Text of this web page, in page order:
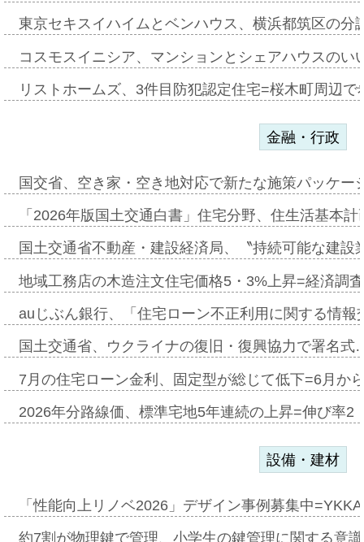
東京セキスイハイムとベンハウス、横浜都筑区の
コスモスイニシア、マンションとシェアハウスの
リストホームズ、3件目防犯認定住宅=桜木町周辺
金融・行政
国交省、空き家・空き地対応で新たな施策パッケ
「2026年版国土交通白書」住宅分野、住生活基本
国土交通省不動産・建設経済局、〝持続可能な建
地域工務店の木造注文住宅価格5・3%上昇=経済調
auじぶん銀行、「住宅ローン不正利用に関する情
国土交通省、ウクライナの復旧・復興協力で署名
7月の住宅ローン金利、固定型が総じて低下=6月か
2026年分路線価、標準宅地5年連続の上昇=伸び率
設備・建材
「性能向上リノベ2026」デザイン事例募集中
約7割が物理鍵で管理、小学生の鍵管理に関する意